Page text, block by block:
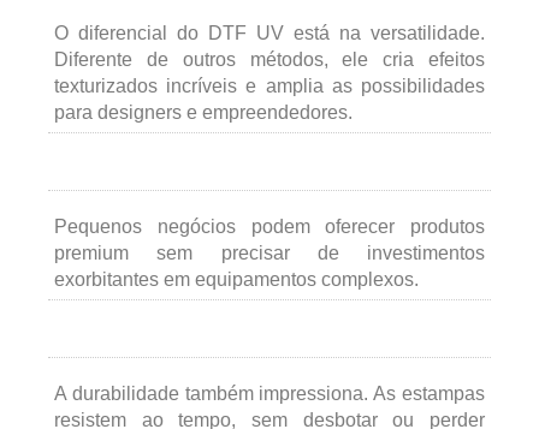
O diferencial do DTF UV está na versatilidade.
Diferente de outros métodos, ele cria efeitos
texturizados incríveis e amplia as possibilidades
para designers e empreendedores.
Pequenos negócios podem oferecer produtos
premium sem precisar de investimentos
exorbitantes em equipamentos complexos.
A durabilidade também impressiona. As estampas
resistem ao tempo, sem desbotar ou perder